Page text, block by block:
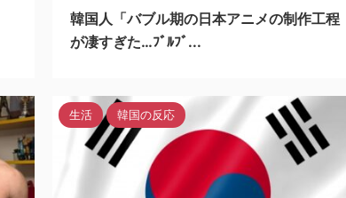
韓国人「バブル期の日本アニメの制作工程
が凄すぎた…ﾌﾞﾙﾌﾞ...
生活 韓国の反応